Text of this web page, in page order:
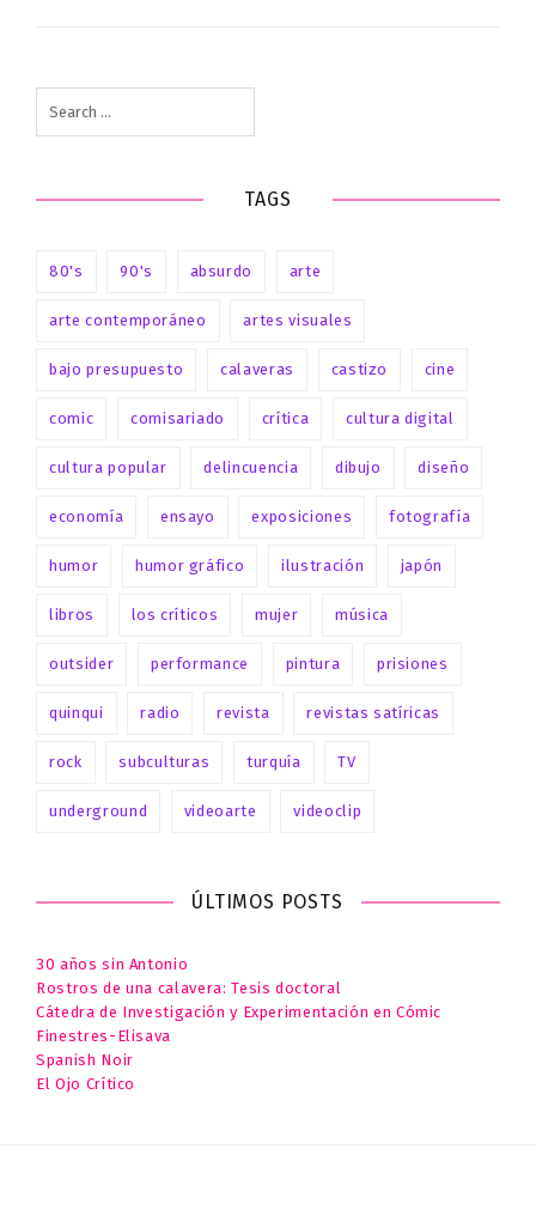
for:
TAGS
80's 90's absurdo arte
arte contemporáneo artes visuales
bajo presupuesto calaveras castizo cine
comic comisariado crítica cultura digital
cultura popular delincuencia dibujo diseño
economía ensayo exposiciones fotografía
humor humor gráfico ilustración japón
libros los críticos mujer música
outsider performance pintura prisiones
quinqui radio revista revistas satíricas
rock subculturas turquía TV
underground videoarte videoclip
ÚLTIMOS POSTS
30 años sin Antonio
Rostros de una calavera: Tesis doctoral
Cátedra de Investigación y Experimentación en Cómic
Finestres-Elisava
Spanish Noir
El Ojo Crítico